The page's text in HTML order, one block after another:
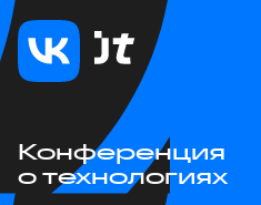
Конференция
о технологиях